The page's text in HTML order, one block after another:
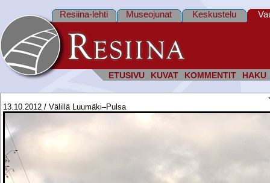
ETUSIVU KUVAT KOMMENTIT HAKU
Resiina-lehti Museojunat Keskustelu
13.10.2012 / Välillä Luumäki–Pulsa